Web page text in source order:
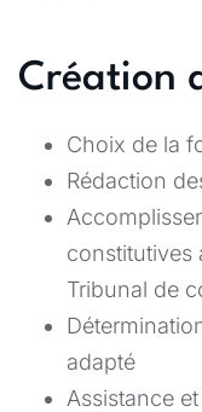
Création
Choix de la
Rédaction
constitutives
Tribunal de
adapté
Assistance